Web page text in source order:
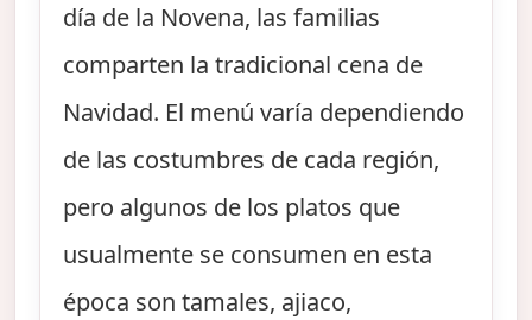
día de la Novena, las familias
comparten la tradicional cena de
Navidad. El menú varía dependiendo
de las costumbres de cada región,
pero algunos de los platos que
usualmente se consumen en esta
época son tamales, ajiaco,